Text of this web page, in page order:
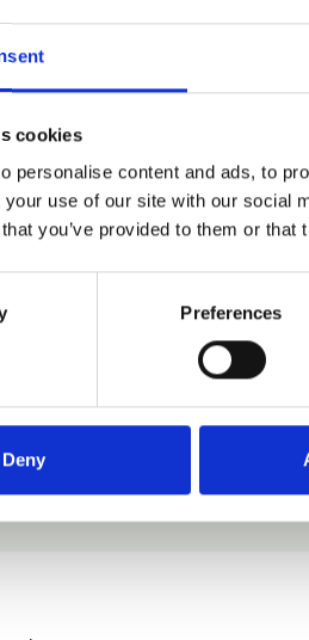
cookies
personalise content and ads, to
your use of our site with our social
you’ve provided to them or
Preferences
Deny